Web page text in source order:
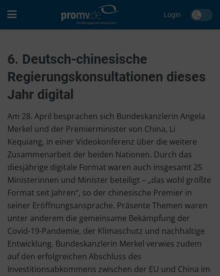
Login
6. Deutsch-chinesische
Regierungskonsultationen dieses
Jahr digital
Am 28. April besprachen sich Bundeskanzlerin Angela
Merkel und der Premierminister von China, Li
Kequiang, in einer Videokonferenz über die weitere
Zusammenarbeit der beiden Nationen. Durch das
diesjährige digitale Format waren auch insgesamt 25
Ministerinnen und Minister beteiligt – „das wohl größte
Format seit Jahren“, so der chinesische Premier in
seiner Eröffnungsansprache. Präsente Themen waren
unter anderem die gemeinsame Bekämpfung der
Covid-19-Pandemie, der Klimaschutz und nachhaltige
Entwicklung. Bundeskanzlerin Merkel verwies zudem
auf den erfolgreichen Abschluss des
Investitionsabkommens zwischen der EU und China im